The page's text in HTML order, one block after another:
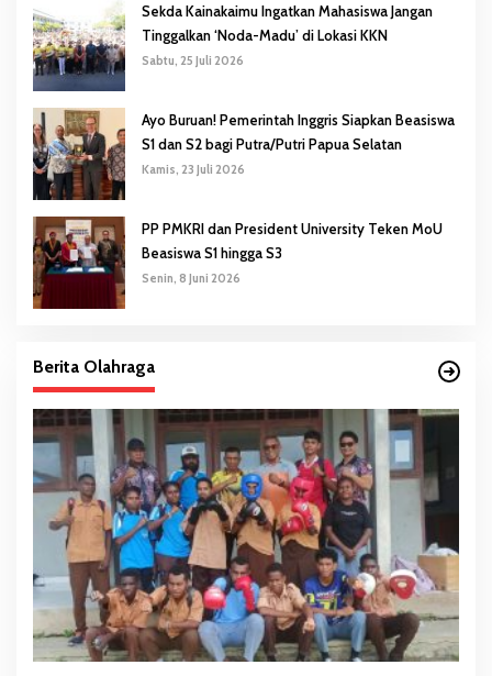
Sekda Kainakaimu Ingatkan Mahasiswa Jangan
Tinggalkan ‘Noda-Madu’ di Lokasi KKN
Sabtu, 25 Juli 2026
Ayo Buruan! Pemerintah Inggris Siapkan Beasiswa
S1 dan S2 bagi Putra/Putri Papua Selatan
Kamis, 23 Juli 2026
PP PMKRI dan President University Teken MoU
Beasiswa S1 hingga S3
Senin, 8 Juni 2026
Berita Olahraga